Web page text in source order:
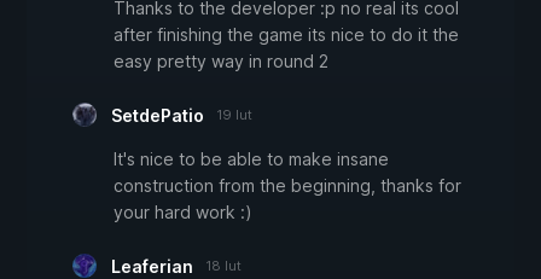
Thanks to the developer :p no real its cool
after finishing the game its nice to do it the
easy pretty way in round 2
SetdePatio 19 lut
It's nice to be able to make insane
construction from the beginning, thanks for
your hard work :)
Leaferian 18 lut